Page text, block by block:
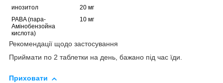
инозитол
20 мг
PABA (пара-
Амінобензойна
кислота)
10 мг
Рекомендації щодо застосування
Приймати по 2 таблетки на день, бажано під час їди.
Приховати